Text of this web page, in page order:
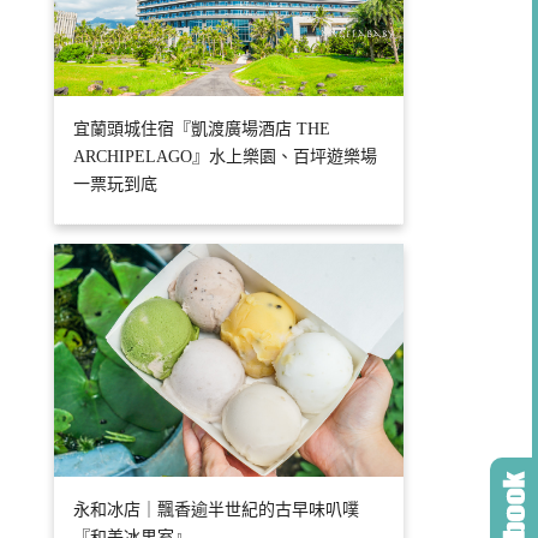
宜蘭頭城住宿『凱渡廣場酒店 THE
ARCHIPELAGO』水上樂園、百坪遊樂場
一票玩到底
永和冰店｜飄香逾半世紀的古早味叭噗